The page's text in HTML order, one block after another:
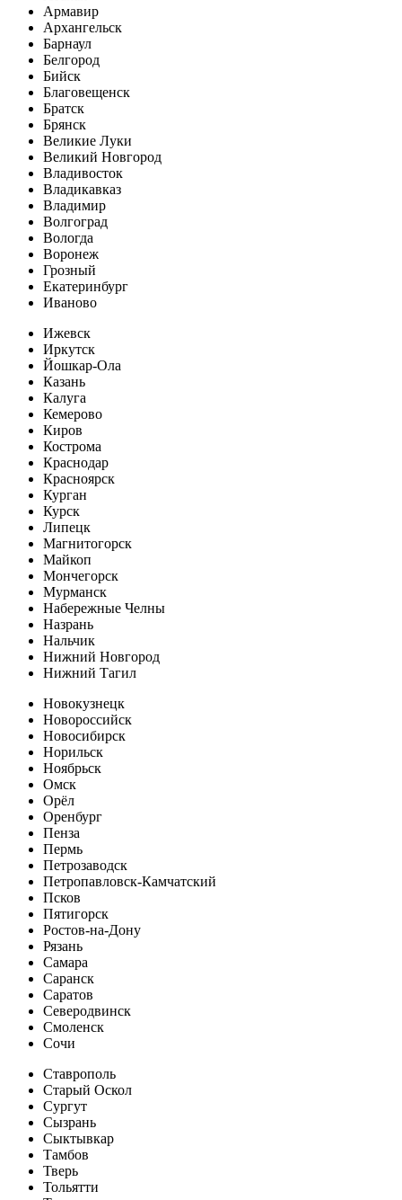
Армавир
Архангельск
Барнаул
Белгород
Бийск
Благовещенск
Братск
Брянск
Великие Луки
Великий Новгород
Владивосток
Владикавказ
Владимир
Волгоград
Вологда
Воронеж
Грозный
Екатеринбург
Иваново
Ижевск
Иркутск
Йошкар-Ола
Казань
Калуга
Кемерово
Киров
Кострома
Краснодар
Красноярск
Курган
Курск
Липецк
Магнитогорск
Майкоп
Мончегорск
Мурманск
Набережные Челны
Назрань
Нальчик
Нижний Новгород
Нижний Тагил
Новокузнецк
Новороссийск
Новосибирск
Норильск
Ноябрьск
Омск
Орёл
Оренбург
Пенза
Пермь
Петрозаводск
Петропавловск-Камчатский
Псков
Пятигорск
Ростов-на-Дону
Рязань
Самара
Саранск
Саратов
Северодвинск
Смоленск
Сочи
Ставрополь
Старый Оскол
Сургут
Сызрань
Сыктывкар
Тамбов
Тверь
Тольятти